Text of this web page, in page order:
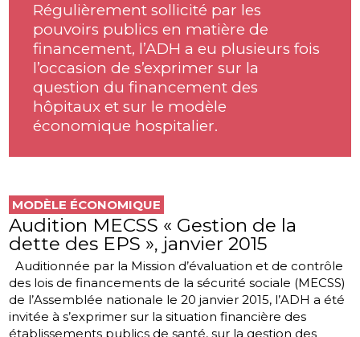
Régulièrement sollicité par les
pouvoirs publics en matière de
financement, l’ADH a eu plusieurs fois
l’occasion de s’exprimer sur la
question du financement des
hôpitaux et sur le modèle
économique hospitalier.
MODÈLE ÉCONOMIQUE
Audition MECSS « Gestion de la
dette des EPS », janvier 2015
Auditionnée par la Mission d’évaluation et de contrôle
des lois de financements de la sécurité sociale (MECSS)
de l’Assemblée nationale le 20 janvier 2015, l’ADH a été
invitée à s’exprimer sur la situation financière des
établissements publics de santé, sur la gestion des